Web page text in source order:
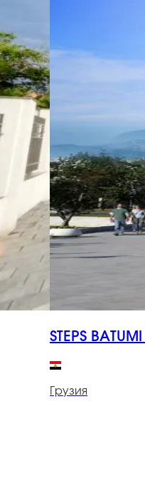
STEPS
Грузия